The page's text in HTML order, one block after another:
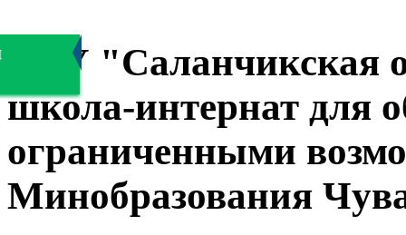
БОУ "Саланчикская
школа-интернат для
ограниченными
Минобразования